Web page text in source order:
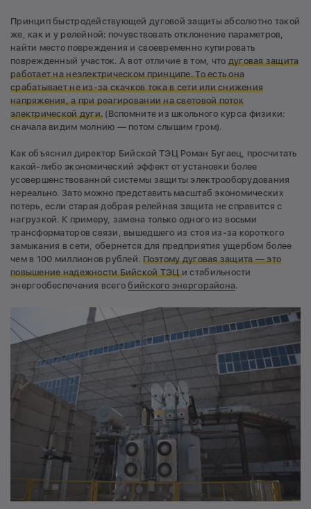
Принцип быстродействующей дуговой защиты абсолютно такой
же, как и у релейной: почувствовать отклонение параметров,
найти место повреждения и своевременно купировать
поврежденный участок. А вот отличие в том, что дуговая защита
работает на неэлектрическом принципе.То есть она
срабатывает не из-за скачков тока в сети или снижения
напряжения, а при реагировании на световой поток
электрической дуги. (Вспомните из школьного курса физики:
сначала видим молнию — потом слышим гром).
Как объяснил директор Бийской ТЭЦ Роман Бугаец, просчитать
какой-либо экономический эффект от установки более
усовершенствованной системы защиты электрооборудования
нереально. Зато можно представить масштаб экономических
потерь, если старая добрая релейная защита не справится с
нагрузкой. К примеру, замена только одного из восьми
трансформаторов связи, вышедшего из стоя из-за короткого
замыкания в сети, обернется для предприятия ущербом более
чем в 100 миллионов рублей. Поэтому дуговая защита — это
повышение надежности Бийской ТЭЦи стабильности
энергообеспечения всегобийского энергорайона.